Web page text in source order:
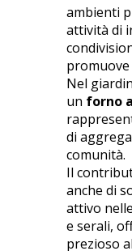
ambienti
attività di
Nel
un forno
di
comunità.
Il
anche di
attivo
e serali,
prezioso